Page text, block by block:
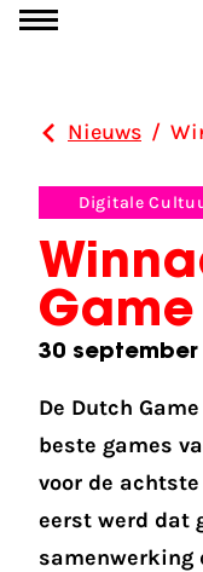
Ga
Nieuws /
Digitale
30 september
De Dutch
beste games
voor de
eerst werd dat
samenwerking